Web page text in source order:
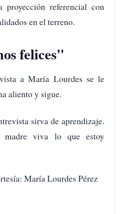
referencial con
en el terreno.
felices"
a María Lourdes se le
aliento y sigue.
sirva de aprendizaje.
viva lo que estoy
María Lourdes Pérez